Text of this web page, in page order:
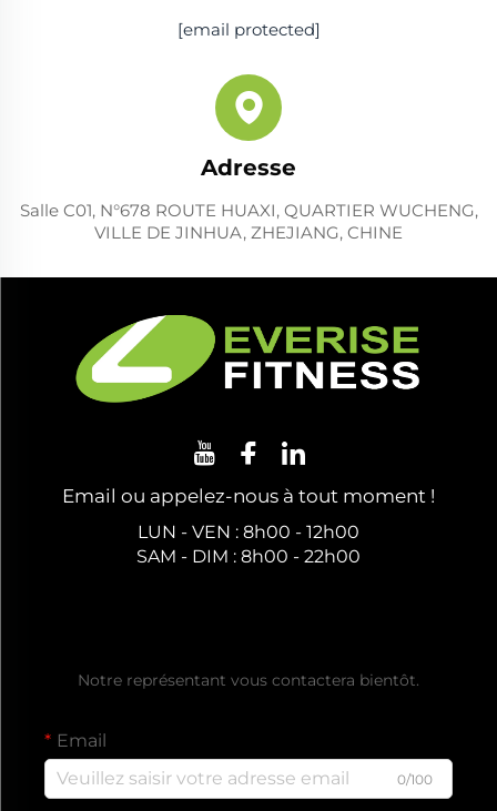
[email protected]
Adresse
Salle C01, N°678 ROUTE HUAXI, QUARTIER WUCHENG,
VILLE DE JINHUA, ZHEJIANG, CHINE
Email ou appelez-nous à tout moment !
LUN - VEN : 8h00 - 12h00
SAM - DIM : 8h00 - 22h00
Notre représentant vous contactera bientôt.
Email
0/100